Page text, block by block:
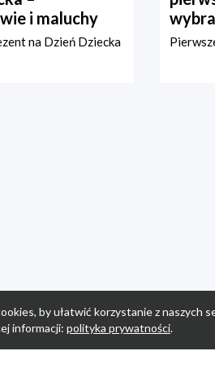
i maluchy
na Dzień Dziecka
by ułatwić korzystanie z naszych
informacji: polityka prywatności.